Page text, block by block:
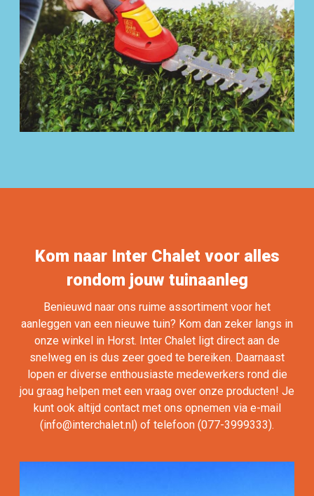
Kom naar Inter Chalet voor alles
rondom jouw tuinaanleg
Benieuwd naar ons ruime assortiment voor het
aanleggen van een nieuwe tuin? Kom dan zeker langs in
onze winkel in Horst. Inter Chalet ligt direct aan de
snelweg en is dus zeer goed te bereiken. Daarnaast
lopen er diverse enthousiaste medewerkers rond die
jou graag helpen met een vraag over onze producten! Je
kunt ook altijd contact met ons opnemen via e-mail
(info@interchalet.nl ) of telefoon (077-3999333).